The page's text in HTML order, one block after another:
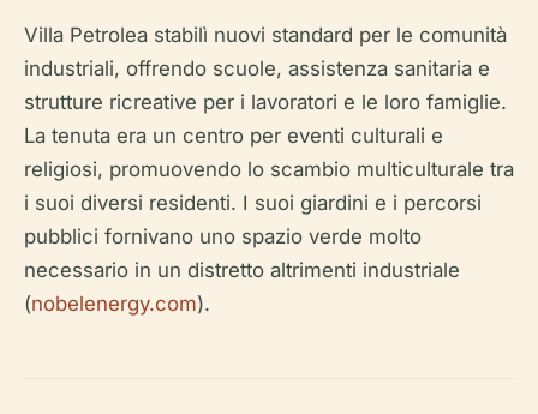
Villa Petrolea stabilì nuovi standard per le comunità
industriali, offrendo scuole, assistenza sanitaria e
strutture ricreative per i lavoratori e le loro famiglie.
La tenuta era un centro per eventi culturali e
religiosi, promuovendo lo scambio multiculturale tra
i suoi diversi residenti. I suoi giardini e i percorsi
pubblici fornivano uno spazio verde molto
necessario in un distretto altrimenti industriale
(nobelenergy.com).